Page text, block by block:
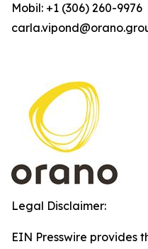
Mobil: +1 (306) 260-9976
Legal Disclaimer:
EIN Presswire provides